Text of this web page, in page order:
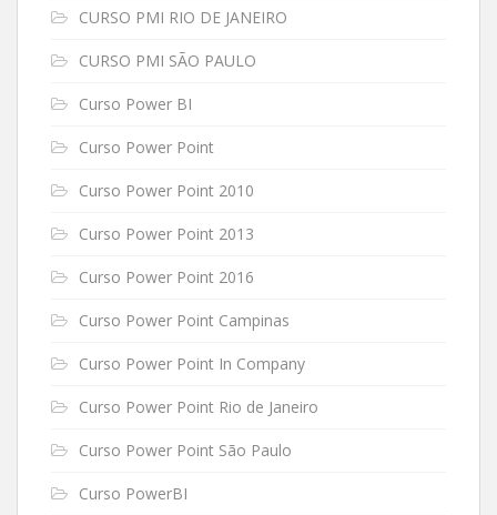
CURSO PMI RIO DE JANEIRO
CURSO PMI SÃO PAULO
Curso Power BI
Curso Power Point
Curso Power Point 2010
Curso Power Point 2013
Curso Power Point 2016
Curso Power Point Campinas
Curso Power Point In Company
Curso Power Point Rio de Janeiro
Curso Power Point São Paulo
Curso PowerBI